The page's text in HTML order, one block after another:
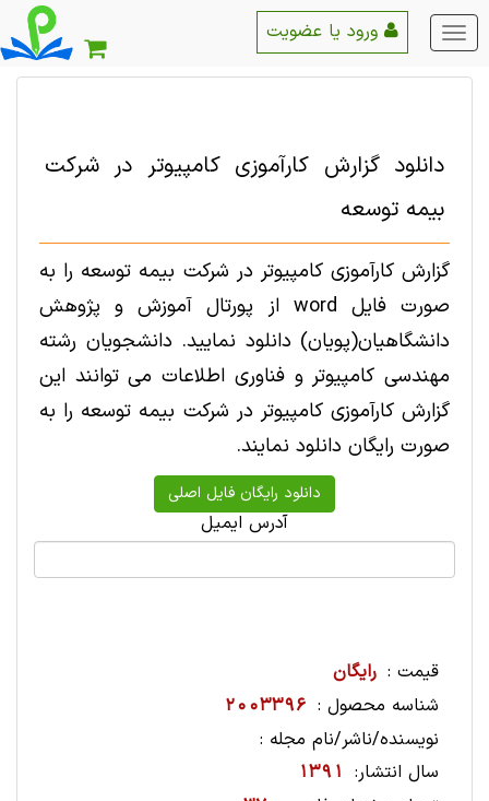
منو
اصلی
دانلود گزارش کارآموزی کامپیوتر در شرکت
بیمه توسعه
گزارش کارآموزی کامپیوتر در شرکت بیمه توسعه را به
صورت فایل word از پورتال آموزش و پژوهش
دانشگاهیان(پویان) دانلود نمایید. دانشجویان رشته
مهندسی کامپیوتر و فناوری اطلاعات می توانند این
گزارش کارآموزی کامپیوتر در شرکت بیمه توسعه را به
صورت رایگان دانلود نمایند.
آدرس ایمیل
قیمت : رایگان
شناسه محصول : 2003396
نویسنده/ناشر/نام مجله :
سال انتشار: 1391